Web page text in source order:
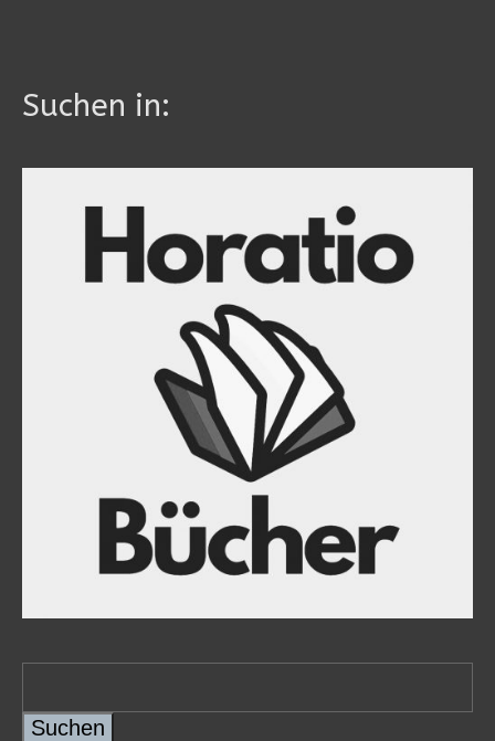
Suchen in:
Suchen